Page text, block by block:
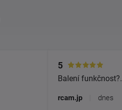
5
Balení funkčnost?.
rcam.jp dnes